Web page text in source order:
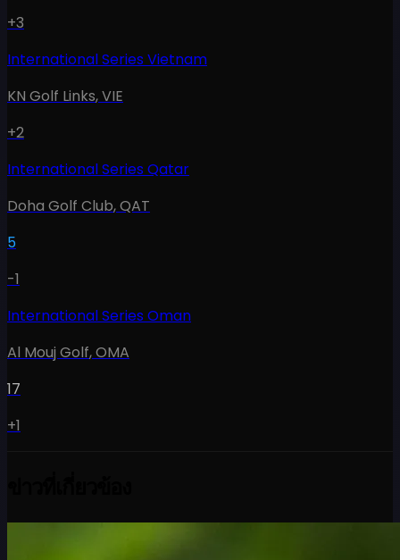
+3
International Series Vietnam
KN Golf Links,VIE
+2
International Series Qatar
Doha Golf Club,QAT
5
-1
International Series Oman
Al Mouj Golf,OMA
17
+1